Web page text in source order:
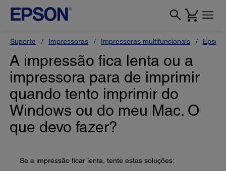
Suporte Impressoras Impressoras multifuncionais Epson
A impressão fica lenta ou a
impressora para de imprimir
quando tento imprimir do
Windows ou do meu Mac. O
que devo fazer?
Se a impressão ficar lenta, tente estas soluções: